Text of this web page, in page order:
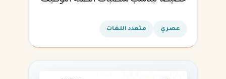
القادمة.
عصري متعدد اللغات